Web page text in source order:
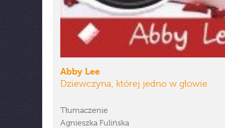
Abby Lee
Dziewczyna, której jedno w głowie
Tłumaczenie
Agnieszka Fulińska